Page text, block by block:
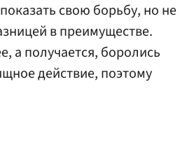
свою борьбу, но не
в преимуществе.
а получается, боролись
действие, поэтому